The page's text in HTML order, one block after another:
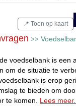
📍 Toon op kaart
>>
voedselbank is een
om de situatie te
is erop
te bieden om
te komen. Lees meer..